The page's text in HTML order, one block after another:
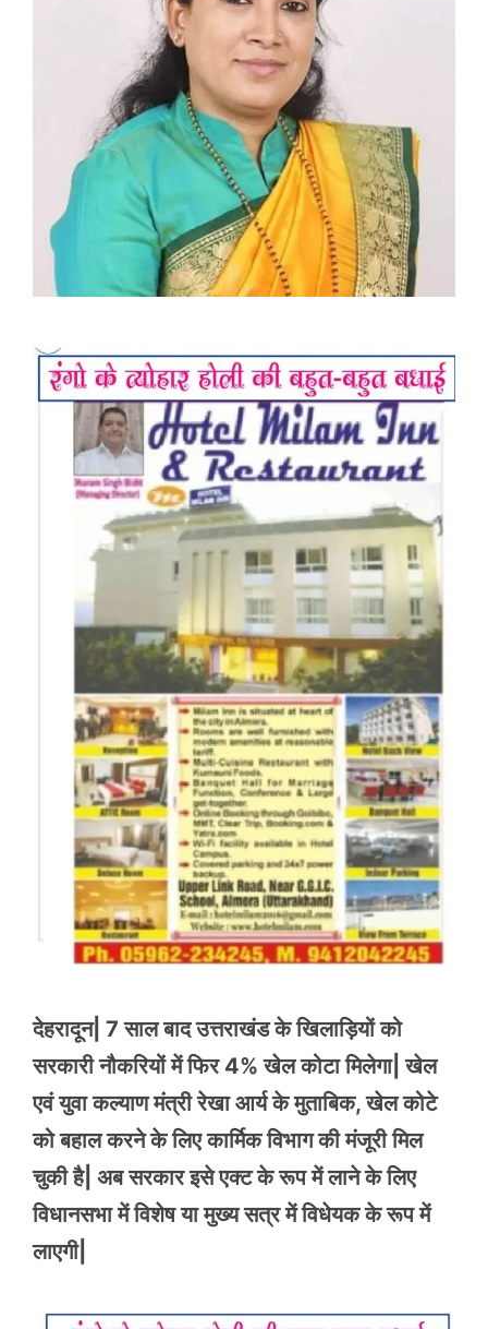
देहरादून| 7 साल बाद उत्तराखंड के खिलाड़ियों को
सरकारी नौकरियों में फिर 4% खेल कोटा मिलेगा| खेल
एवं युवा कल्याण मंत्री रेखा आर्य के मुताबिक, खेल कोटे
को बहाल करने के लिए कार्मिक विभाग की मंजूरी मिल
चुकी है| अब सरकार इसे एक्ट के रूप में लाने के लिए
विधानसभा में विशेष या मुख्य सत्र में विधेयक के रूप में
लाएगी|